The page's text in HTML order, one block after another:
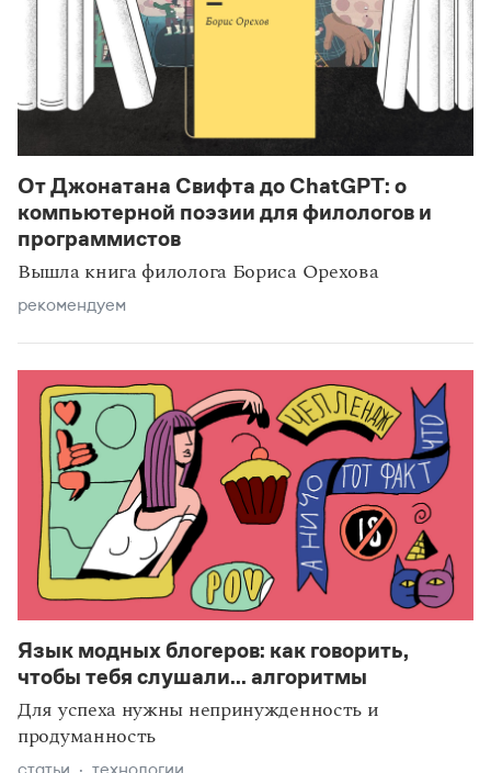
От Джонатана Свифта до ChatGPT: о
компьютерной поэзии для филологов и
программистов
Вышла книга филолога Бориса Орехова
рекомендуем
Язык модных блогеров: как говорить,
чтобы тебя слушали... алгоритмы
Для успеха нужны непринужденность и
продуманность
статьи технологии